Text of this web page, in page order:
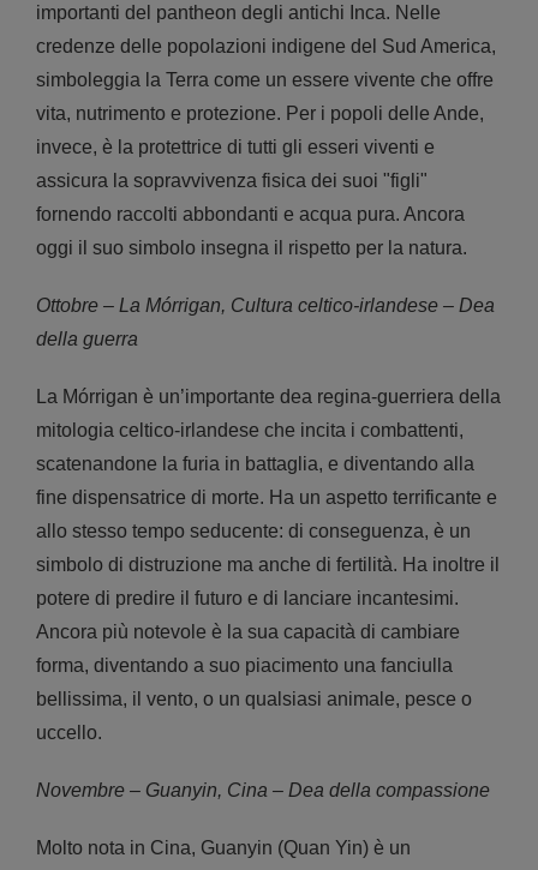
importanti del pantheon degli antichi Inca. Nelle
credenze delle popolazioni indigene del Sud America,
simboleggia la Terra come un essere vivente che offre
vita, nutrimento e protezione. Per i popoli delle Ande,
invece, è la protettrice di tutti gli esseri viventi e
assicura la sopravvivenza fisica dei suoi "figli"
fornendo raccolti abbondanti e acqua pura. Ancora
oggi il suo simbolo insegna il rispetto per la natura.
Ottobre – La Mórrigan, Cultura celtico-irlandese – Dea
della guerra
La Mórrigan è un’importante dea regina-guerriera della
mitologia celtico-irlandese che incita i combattenti,
scatenandone la furia in battaglia, e diventando alla
fine dispensatrice di morte. Ha un aspetto terrificante e
allo stesso tempo seducente: di conseguenza, è un
simbolo di distruzione ma anche di fertilità. Ha inoltre il
potere di predire il futuro e di lanciare incantesimi.
Ancora più notevole è la sua capacità di cambiare
forma, diventando a suo piacimento una fanciulla
bellissima, il vento, o un qualsiasi animale, pesce o
uccello.
Novembre – Guanyin, Cina – Dea della compassione
Molto nota in Cina, Guanyin (Quan Yin) è un